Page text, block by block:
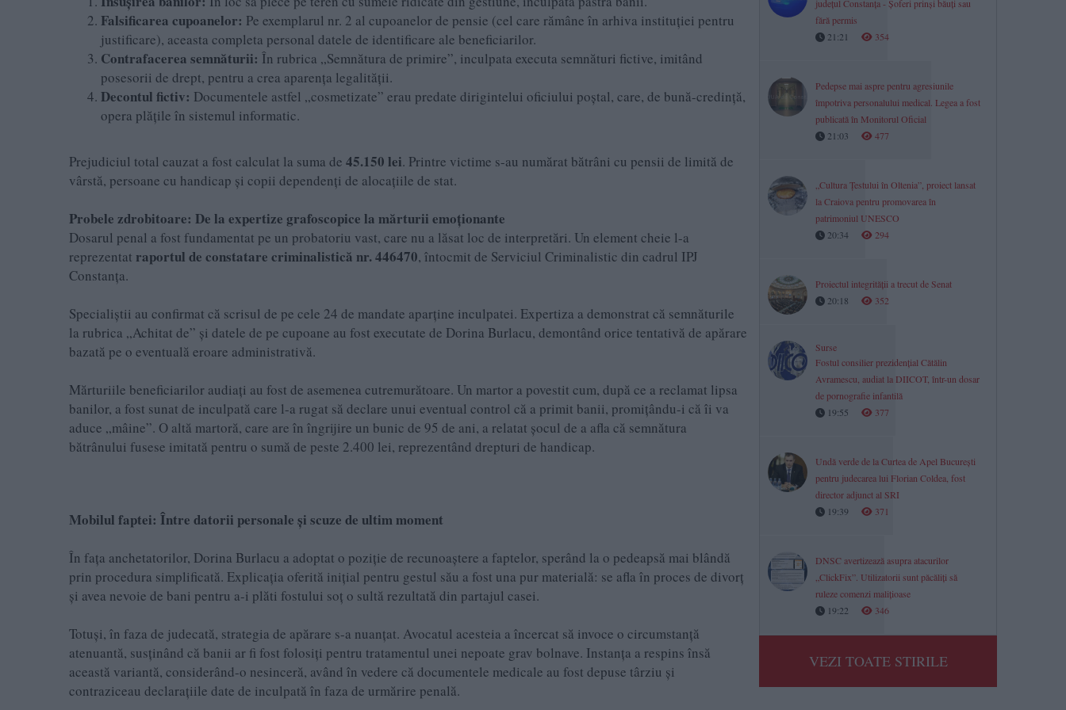
Falsificarea cupoanelor: Pe exemplarul nr. 2 al cupoanelor de pensie (cel care rămâne în arhiva instituției pentru
justificare), aceasta completa personal datele de identificare ale beneficiarilor.
Contrafacerea semnăturii: În rubrica „Semnătura de primire”, inculpata executa semnături fictive, imitând
posesorii de drept, pentru a crea aparența legalității.
Decontul fictiv: Documentele astfel „cosmetizate” erau predate dirigintelui oficiului poștal, care, de bună-credință,
opera plățile în sistemul informatic.
Prejudiciul total cauzat a fost calculat la suma de 45.150 lei. Printre victime s-au numărat bătrâni cu pensii de limită de
vârstă, persoane cu handicap și copii dependenți de alocațiile de stat.
Probele zdrobitoare: De la expertize grafoscopice la mărturii emoționante
Dosarul penal a fost fundamentat pe un probatoriu vast, care nu a lăsat loc de interpretări. Un element cheie l-a
reprezentat raportul de constatare criminalistică nr. 446470, întocmit de Serviciul Criminalistic din cadrul IPJ
Constanța.
Specialiștii au confirmat că scrisul de pe cele 24 de mandate aparține inculpatei. Expertiza a demonstrat că semnăturile
la rubrica „Achitat de” și datele de pe cupoane au fost executate de Dorina Burlacu, demontând orice tentativă de apărare
bazată pe o eventuală eroare administrativă.
Mărturiile beneficiarilor audiați au fost de asemenea cutremurătoare. Un martor a povestit cum, după ce a reclamat lipsa
banilor, a fost sunat de inculpată care l-a rugat să declare unui eventual control că a primit banii, promițându-i că îi va
aduce „mâine”. O altă martoră, care are în îngrijire un bunic de 95 de ani, a relatat șocul de a afla că semnătura
bătrânului fusese imitată pentru o sumă de peste 2.400 lei, reprezentând drepturi de handicap.
Mobilul faptei: Între datorii personale și scuze de ultim moment
În fața anchetatorilor, Dorina Burlacu a adoptat o poziție de recunoaștere a faptelor, sperând la o pedeapsă mai blândă
prin procedura simplificată. Explicația oferită inițial pentru gestul său a fost una pur materială: se afla în proces de divorț
și avea nevoie de bani pentru a-i plăti fostului soț o sultă rezultată din partajul casei.
Totuși, în faza de judecată, strategia de apărare s-a nuanțat. Avocatul acesteia a încercat să invoce o circumstanță
atenuantă, susținând că banii ar fi fost folosiți pentru tratamentul unei nepoate grav bolnave. Instanța a respins însă
această variantă, considerând-o nesinceră, având în vedere că documentele medicale au fost depuse târziu și
contraziceau declarațiile date de inculpată în faza de urmărire penală.
județul Constanța - Șoferi prinși băuți sau
fără permis
21:21
354
Pedepse mai aspre pentru agresiunile
împotriva personalului medical. Legea a fost
publicată în Monitorul Oficial
21:03
477
„Cultura Țestului în Oltenia”, proiect lansat
la Craiova pentru promovarea în
patrimoniul UNESCO
20:34
294
Proiectul integrității a trecut de Senat
20:18
352
Surse
Fostul consilier prezidențial Cătălin
Avramescu, audiat la DIICOT, într-un dosar
de pornografie infantilă
19:55
377
Undă verde de la Curtea de Apel București
pentru judecarea lui Florian Coldea, fost
director adjunct al SRI
19:39
371
DNSC avertizează asupra atacurilor
„ClickFix”. Utilizatorii sunt păcăliți să
ruleze comenzi malițioase
19:22
346
VEZI TOATE STIRILE